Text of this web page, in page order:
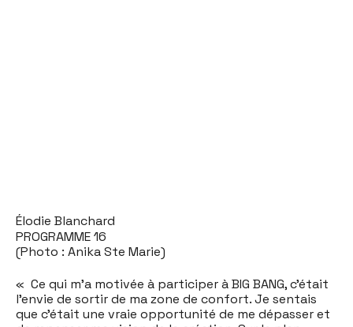
Élodie Blanchard
PROGRAMME 16
(Photo : Anika Ste Marie)
« Ce qui m’a motivée à participer à BIG BANG, c’était
l’envie de sortir de ma zone de confort. Je sentais
que c’était une vraie opportunité de me dépasser et